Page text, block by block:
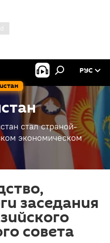
РУС
стал страной-
экономическом
заседания
совета